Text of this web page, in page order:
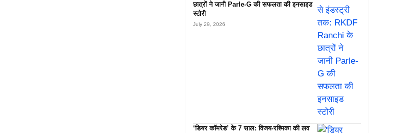
छात्रों ने जानी Parle-G की सफलता की इनसाइड
स्टोरी
July 29, 2026
‘डियर कॉमरेड’ के 7 साल: विजय-रश्मिका की लव